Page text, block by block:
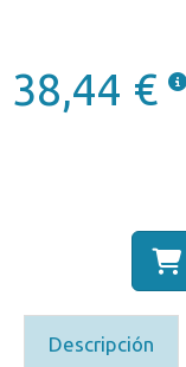
38,44 €
Descripción